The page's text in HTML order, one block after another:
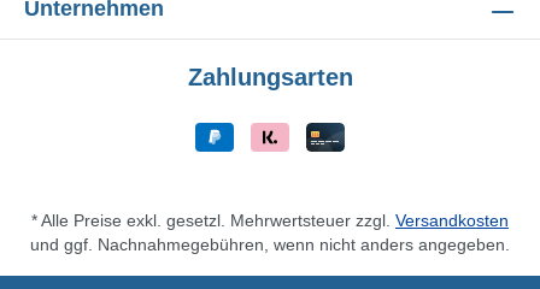
Unternehmen
Zahlungsarten
* Alle Preise exkl. gesetzl. Mehrwertsteuer zzgl. Versandkosten
und ggf. Nachnahmegebühren, wenn nicht anders angegeben.